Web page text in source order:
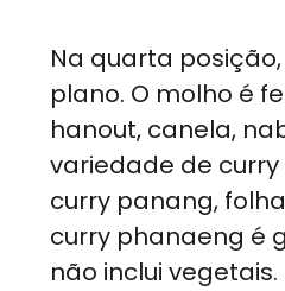
Na quarta
plano. O molho é
hanout, canela,
variedade de
curry panang,
curry phanaeng é
não inclui vegetais.